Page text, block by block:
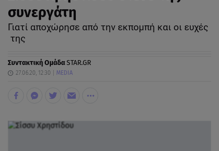
συνεργάτη
Γιατί αποχώρησε από την εκπομπή και οι ευχές
της
Συντακτική ΟμάδαSTAR.GR
27.06.20, 12:30 MEDIA